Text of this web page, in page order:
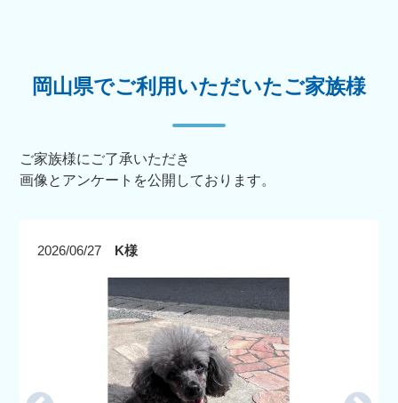
岡山県でご利用いただいたご家族様
ご家族様にご了承いただき
画像とアンケートを公開しております。
2026/06/27 K様